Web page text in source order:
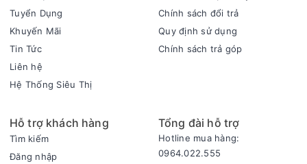
trình sử dụng. Với thiết kế van xả áp thông minh dạng nút ấn
trên nắp nồi sẽ giúp bạn thuận tiện hơn khi sử dụng, không lo
bị bỏng hơi nếu bất cẩn.
Tuyển Dụng
Khuyến Mãi
Tin Tức
Liên hệ
Hệ Thống Siêu Thị
Chính sách đổi trả
Quy định sử dụng
Chính sách trả góp
Hỗ trợ khách hàng
Tìm kiếm
Đăng nhập
Tổng đài hỗ trợ
Hotline mua hàng:
0964.022.555